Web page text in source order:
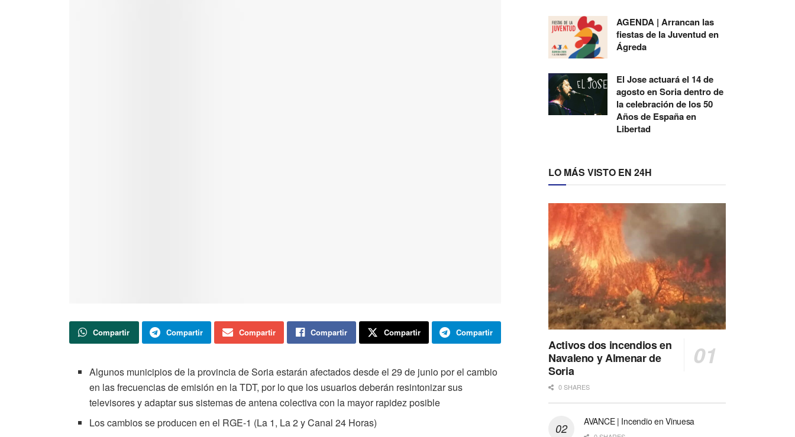
Compartir Compartir Compartir Compartir Compartir Compartir
Algunos municipios de la provincia de Soria estarán afectados desde el 29 de junio por el cambio
en las frecuencias de emisión en la TDT, por lo que los usuarios deberán resintonizar sus
televisores y adaptar sus sistemas de antena colectiva con la mayor rapidez posible
Los cambios se producen en el RGE-1 (La 1, La 2 y Canal 24 Horas)
AGENDA | Arrancan las
fiestas de la Juventud en
Ágreda
El Jose actuará el 14 de
agosto en Soria dentro de
la celebración de los 50
Años de España en
Libertad
LO MÁS VISTO EN 24H
Activos dos incendios en
Navaleno y Almenar de
Soria
0 SHARES
AVANCE | Incendio en Vinuesa